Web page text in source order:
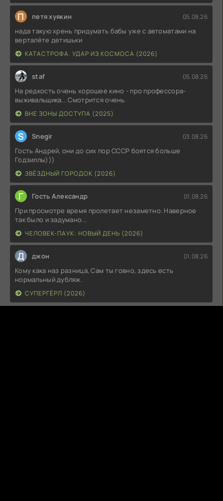
П петя хуякин 05.08.26
нада такую хрень придумать бабы уже с автоматами на
верталёте детишьки
КАТАСТРОФА. УДАР ИЗ КОСМОСА (2026)
staf 05.08.26
На редкость очень хорошее кино - про профессора-
выживальщика... Смотрится очень
ВНЕ ЗОНЫ ДОСТУПА (2025)
S Snegir 03.08.26
Гость Андрей, они до сих пор СССР боятся больше
Годзиллы)))
ЗВЁЗДНЫЙ ГОРОДОК (2026)
Г Гость Александр 01.08.26
При просмотре время пролетает незаметно. Наверное
так было и задумано...
ЧЕЛОВЕК-ПАУК: НОВЫЙ ДЕНЬ (2026)
Д джон 01.08.26
Кому кака наз разница, Сам ты говно, здесь есть
нормальный дубляж.
СУПЕРГЁРЛ (2026)